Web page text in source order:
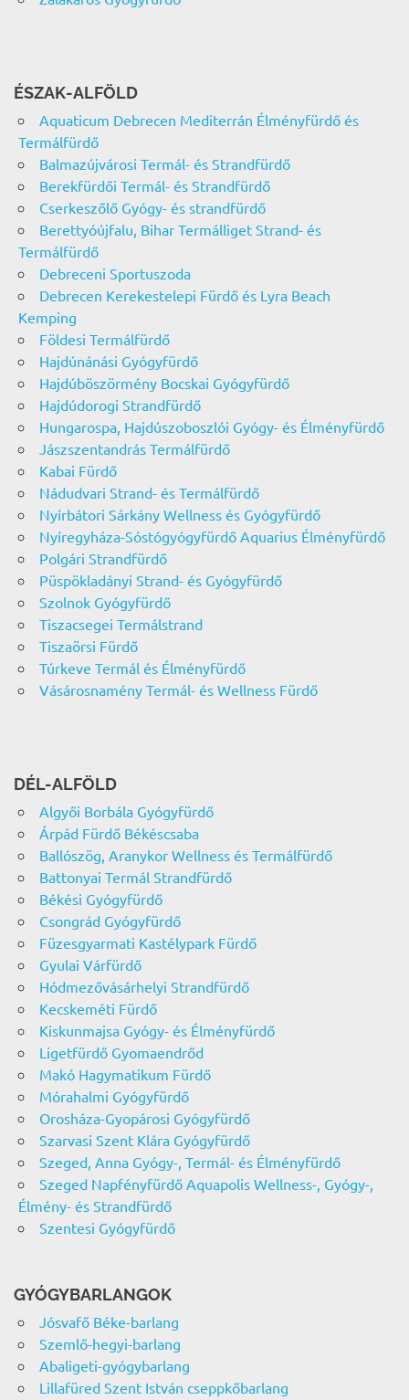
ÉSZAK-ALFÖLD
Aquaticum Debrecen Mediterrán Élményfürdő és
Termálfürdő
Balmazújvárosi Termál- és Strandfürdő
Berekfürdői Termál- és Strandfürdő
Cserkeszőlő Gyógy- és strandfürdő
Berettyóújfalu, Bihar Termálliget Strand- és
Termálfürdő
Debreceni Sportuszoda
Debrecen Kerekestelepi Fürdő és Lyra Beach
Kemping
Földesi Termálfürdő
Hajdúnánási Gyógyfürdő
Hajdúböszörmény Bocskai Gyógyfürdő
Hajdúdorogi Strandfürdő
Hungarospa, Hajdúszoboszlói Gyógy- és Élményfürdő
Jászszentandrás Termálfürdő
Kabai Fürdő
Nádudvari Strand- és Termálfürdő
Nyírbátori Sárkány Wellness és Gyógyfürdő
Nyíregyháza-Sóstógyógyfürdő Aquarius Élményfürdő
Polgári Strandfürdő
Püspökladányi Strand- és Gyógyfürdő
Szolnok Gyógyfürdő
Tiszacsegei Termálstrand
Tiszaörsi Fürdő
Túrkeve Termál és Élményfürdő
Vásárosnamény Termál- és Wellness Fürdő
DÉL-ALFÖLD
Algyői Borbála Gyógyfürdő
Árpád Fürdő Békéscsaba
Ballószög, Aranykor Wellness és Termálfürdő
Battonyai Termál Strandfürdő
Békési Gyógyfürdő
Csongrád Gyógyfürdő
Füzesgyarmati Kastélypark Fürdő
Gyulai Várfürdő
Hódmezővásárhelyi Strandfürdő
Kecskeméti Fürdő
Kiskunmajsa Gyógy- és Élményfürdő
Ligetfürdő Gyomaendrőd
Makó Hagymatikum Fürdő
Mórahalmi Gyógyfürdő
Orosháza-Gyopárosi Gyógyfürdő
Szarvasi Szent Klára Gyógyfürdő
Szeged, Anna Gyógy-, Termál- és Élményfürdő
Szeged Napfényfürdő Aquapolis Wellness-, Gyógy-,
Élmény- és Strandfürdő
Szentesi Gyógyfürdő
GYÓGYBARLANGOK
Jósvafő Béke-barlang
Szemlő-hegyi-barlang
Abaligeti-gyógybarlang
Lillafüred Szent István cseppkőbarlang